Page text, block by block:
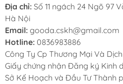
Địa chỉ: Số 11 ngách 24 Ngõ 97
Hà Nội
Email: gooda.cskh@gmail.com
Hotline: 0836983886
Công Ty Cp Thương Mại Và
Giấy chứng nhận Đăng ký Kinh
Sở Kế Hoạch và Đầu Tư Thành